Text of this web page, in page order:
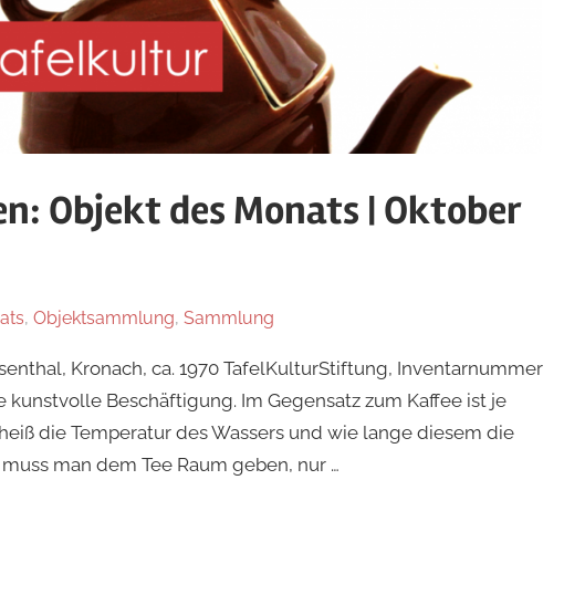
Objekt des Monats | Oktober
, Objektsammlung, Sammlung
Kronach, ca. 1970 TafelKulturStiftung, Inventarnummer
kunstvolle Beschäftigung. Im Gegensatz zum Kaffee ist je
die Temperatur des Wassers und wie lange diesem die
man dem Tee Raum geben, nur …